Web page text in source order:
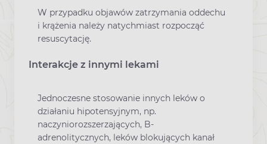
W przypadku objawów zatrzymania oddechu
i krążenia należy natychmiast rozpocząć
resuscytację.
Interakcje z innymi lekami
Jednoczesne stosowanie innych leków o
działaniu hipotensyjnym, np.
naczyniorozszerzających, B-
adrenolitycznych, leków blokujących kanał